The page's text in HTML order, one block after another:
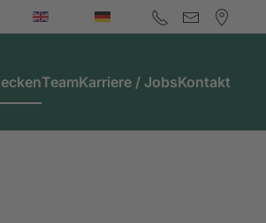
TeamKarriere / JobsKontakt